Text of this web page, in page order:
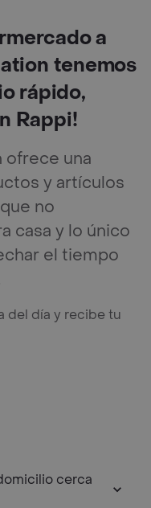
a
tenemos
rápido,
Rappi!
ofrece una
y artículos
no
casa y lo único
el tiempo
del día y recibe tu
cerca